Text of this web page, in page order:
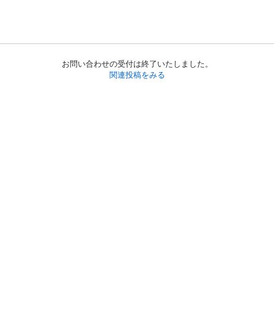
お問い合わせの受付は終了いたしました。
関連投稿をみる